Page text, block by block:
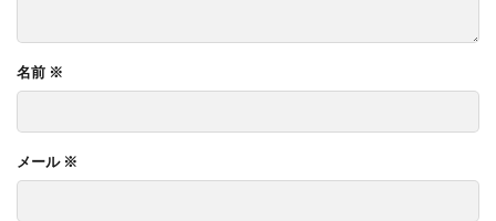
名前 ※
メール ※